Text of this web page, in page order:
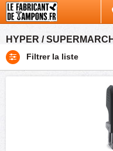
HYPER /
Filtrer la liste